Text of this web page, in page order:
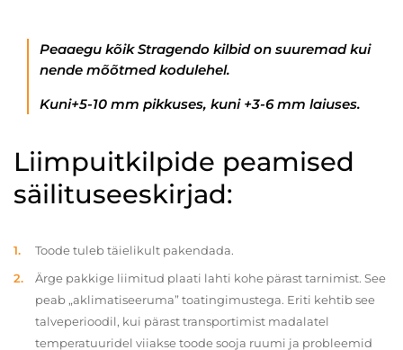
Peaaegu kõik Stragendo kilbid on suuremad kui
nende mõõtmed kodulehel.
Kuni+5-10 mm pikkuses, kuni +3-6 mm laiuses.
Liimpuitkilpide peamised
säilituseeskirjad:
Toode tuleb täielikult pakendada.
Ärge pakkige liimitud plaati lahti kohe pärast tarnimist. See
peab „aklimatiseeruma” toatingimustega. Eriti kehtib see
talveperioodil, kui pärast transportimist madalatel
temperatuuridel viiakse toode sooja ruumi ja probleemid